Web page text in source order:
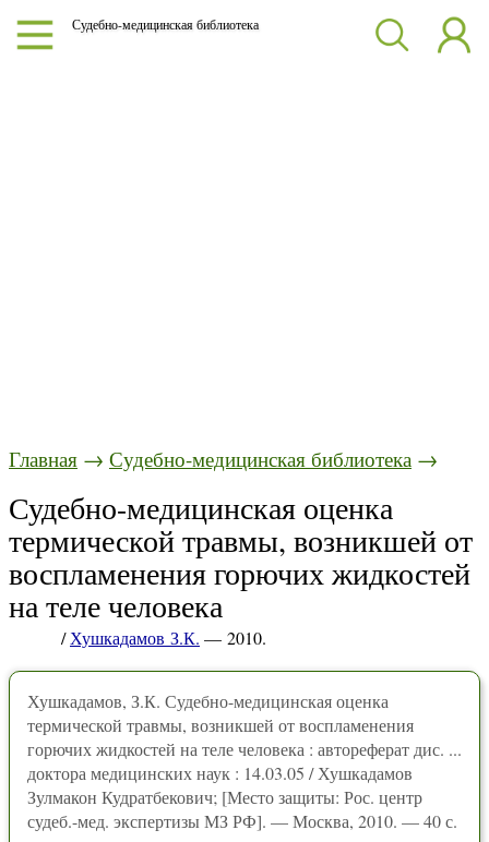
Судебно-медицинская библиотека
Главная → Судебно-медицинская библиотека →
Судебно-медицинская оценка
термической травмы, возникшей от
воспламенения горючих жидкостей
на теле человека
/Хушкадамов З.К. — 2010.
Хушкадамов, З.К. Судебно-медицинская оценка
термической травмы, возникшей от воспламенения
горючих жидкостей на теле человека : автореферат дис. ...
доктора медицинских наук : 14.03.05 / Хушкадамов
Зулмакон Кудратбекович; [Место защиты: Рос. центр
судеб.-мед. экспертизы МЗ РФ]. — Москва, 2010. — 40 с.